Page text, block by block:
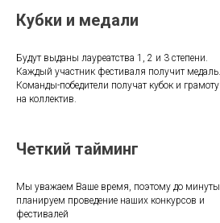
Кубки и медали
Будут выданы лауреатства 1, 2 и 3 степени.
Каждый участник фестиваля получит медаль.
Команды-победители получат кубок и грамоту
на коллектив.
Четкий тайминг
Мы уважаем Ваше время, поэтому до минуты
планируем проведение наших конкурсов и
фестивалей